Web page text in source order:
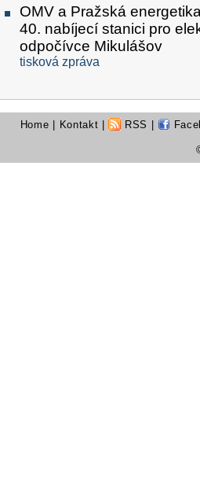
OMV a Pražská
40. nabíjecí stanici pro
odpočívce Mikulášov
tisková zpráva
Home Kontakt RSS